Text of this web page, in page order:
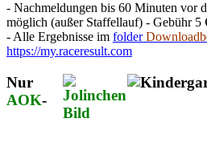
- Nachmeldungen bis 60 Minuten vor
möglich (außer Staffellauf) - Gebühr 5
- Alle Ergebnisse im folder
https://my.raceresult.com
Nur
AOK-